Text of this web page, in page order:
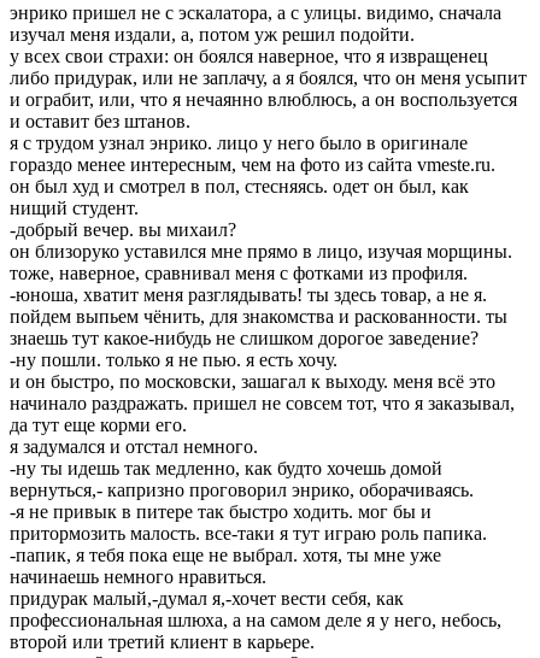
энрико пришел не с эскалатора, а с улицы. видимо, сначала
изучал меня издали, а, потом уж решил подойти.
у всех свои страхи: он боялся наверное, что я извращенец
либо придурак, или не заплачу, а я боялся, что он меня усыпит
и ограбит, или, что я нечаянно влюблюсь, а он воспользуется
и оставит без штанов.
я с трудом узнал энрико. лицо у него было в оригинале
гораздо менее интересным, чем на фото из сайта vmeste.ru.
он был худ и смотрел в пол, стесняясь. одет он был, как
нищий студент.
-добрый вечер. вы михаил?
он близоруко уставился мне прямо в лицо, изучая морщины.
тоже, наверное, сравнивал меня с фотками из профиля.
-юноша, хватит меня разглядывать! ты здесь товар, а не я.
пойдем выпьем чёнить, для знакомства и раскованности. ты
знаешь тут какое-нибудь не слишком дорогое заведение?
-ну пошли. только я не пью. я есть хочу.
и он быстро, по московски, зашагал к выходу. меня всё это
начинало раздражать. пришел не совсем тот, что я заказывал,
да тут еще корми его.
я задумался и отстал немного.
-ну ты идешь так медленно, как будто хочешь домой
вернуться,- капризно проговорил энрико, оборачиваясь.
-я не привык в питере так быстро ходить. мог бы и
притормозить малость. все-таки я тут играю роль папика.
-папик, я тебя пока еще не выбрал. хотя, ты мне уже
начинаешь немного нравиться.
придурак малый,-думал я,-хочет вести себя, как
профессиональная шлюха, а на самом деле я у него, небось,
второй или третий клиент в карьере.